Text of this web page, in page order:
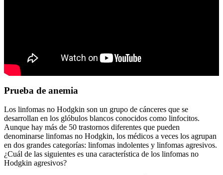
Prueba de anemia
Los linfomas no Hodgkin son un grupo de cánceres que se
desarrollan en los glóbulos blancos conocidos como linfocitos.
Aunque hay más de 50 trastornos diferentes que pueden
denominarse linfomas no Hodgkin, los médicos a veces los agrupan
en dos grandes categorías: linfomas indolentes y linfomas agresivos.
¿Cuál de las siguientes es una característica de los linfomas no
Hodgkin agresivos?